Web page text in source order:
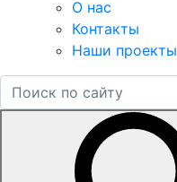
О нас
Контакты
Наши проекты